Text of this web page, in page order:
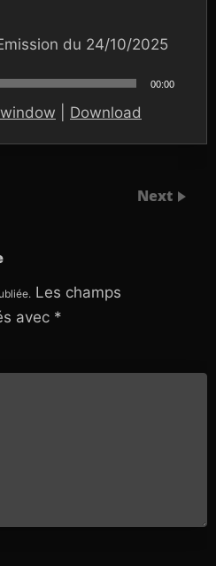
du 24/10/2025
00:00
Download
Next
Les champs
avec *